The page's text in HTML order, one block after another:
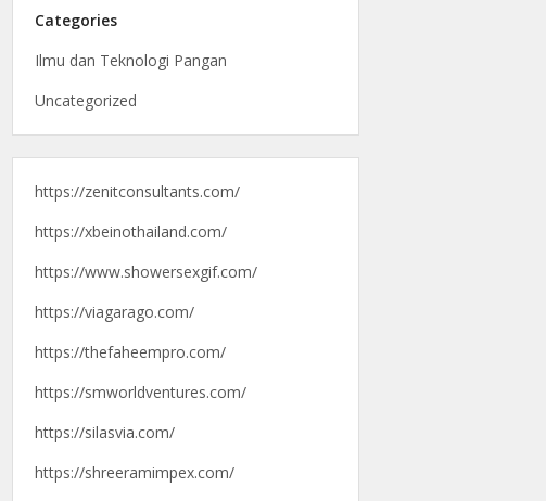
Categories
Ilmu dan Teknologi Pangan
Uncategorized
https://zenitconsultants.com/
https://xbeinothailand.com/
https://www.showersexgif.com/
https://viagarago.com/
https://thefaheempro.com/
https://smworldventures.com/
https://silasvia.com/
https://shreeramimpex.com/